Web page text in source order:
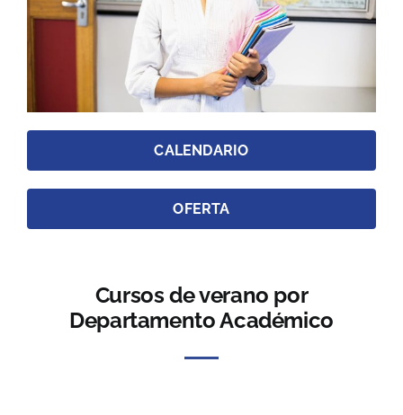
CALENDARIO
OFERTA
Cursos de verano por
Departamento Académico